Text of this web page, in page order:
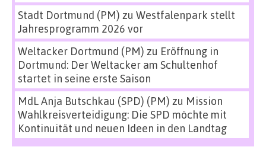
Stadt Dortmund (PM) zu Westfalenpark stellt
Jahresprogramm 2026 vor
Weltacker Dortmund (PM) zu Eröffnung in
Dortmund: Der Weltacker am Schultenhof
startet in seine erste Saison
MdL Anja Butschkau (SPD) (PM) zu Mission
Wahlkreisverteidigung: Die SPD möchte mit
Kontinuität und neuen Ideen in den Landtag